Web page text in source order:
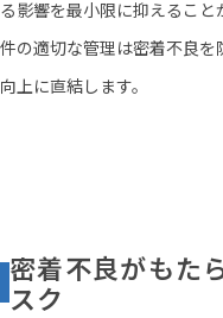
る影響を最小限に抑えるこ
件の適切な管理は密着不良
向上に直結します。
密着不良がもた
スク